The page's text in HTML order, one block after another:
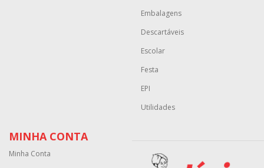
Embalagens
Descartáveis
Escolar
Festa
EPI
Utilidades
MINHA CONTA
Minha Conta